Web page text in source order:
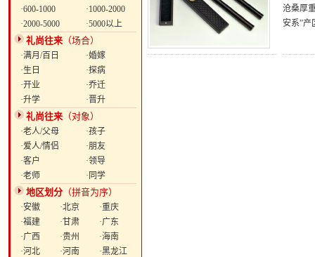
·600-1000
·1000-2000
·2000-5000
·5000以上
礼尚往来 （场合）
·满月/百日
·婚嫁
·生日
·探病
·开业
·乔迁
·升学
·晋升
礼尚往来 （对象）
·老人/父母
·孩子
·爱人/情侣
·朋友
·客户
·领导
·老师
·同学
地区划分 （拼音为序）
·安徽 ·北京
·重庆
·福建
·甘肃
·广东
·广西
·贵州
·海南
·河北
·河南
·黑龙江
沧桑厚
安系”产